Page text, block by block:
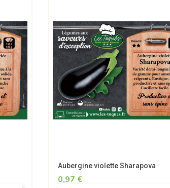
Aubergine violette Sharapova
0,97 €